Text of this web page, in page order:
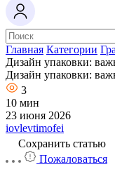
Главная Категории
Дизайн упаковки:
Дизайн упаковки:
3
10 мин
23 июня 2026
iovlevtimofei
Сохранить статью
Пожаловаться